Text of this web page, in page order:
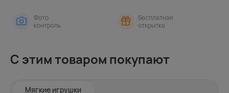
Фото
контроль
Бесплатная
открытка
С этим товаром покупают
Мягкие игрушки